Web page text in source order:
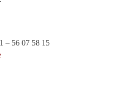
– 56 07 58 15